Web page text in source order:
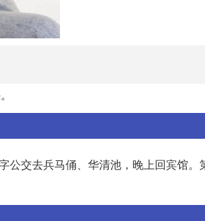
公交去兵马俑、华清池，晚上回宾馆。